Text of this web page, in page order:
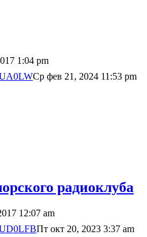
1:04 pm
Ср фев 21, 2024 11:53 pm
радиоклуба
12:07 am
Пт окт 20, 2023 3:37 am